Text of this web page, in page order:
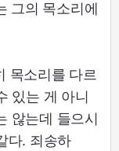
그의 목소리에
목소리를 다르
있는 게 아니
않는데 들으시
다. 죄송하